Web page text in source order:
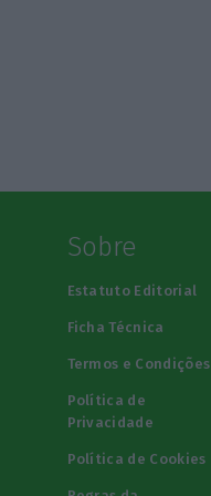
Sobre
Estatuto Editorial
Ficha Técnica
Termos e Condições
Política de
Privacidade
Política de Cookies